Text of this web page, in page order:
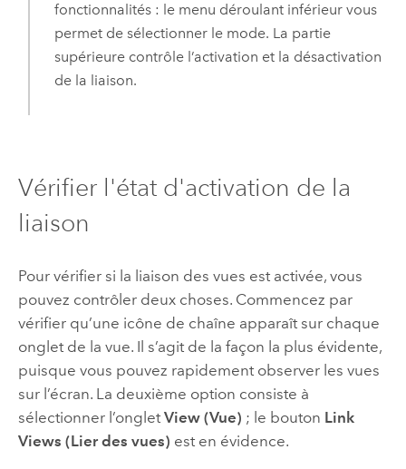
fonctionnalités : le menu déroulant inférieur vous
permet de sélectionner le mode. La partie
supérieure contrôle l’activation et la désactivation
de la liaison.
Vérifier l'état d'activation de la
liaison
Pour vérifier si la liaison des vues est activée, vous
pouvez contrôler deux choses. Commencez par
vérifier qu’une icône de chaîne apparaît sur chaque
onglet de la vue. Il s’agit de la façon la plus évidente,
puisque vous pouvez rapidement observer les vues
sur l’écran. La deuxième option consiste à
sélectionner l’onglet View (Vue) ; le bouton Link
Views (Lier des vues) est en évidence.